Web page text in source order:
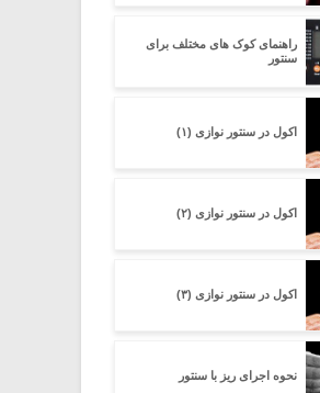
راهنمای کوک های مختلف برای
سنتور
اکول در سنتور نوازی (۱)
اکول در سنتور نوازی (۲)
اکول در سنتور نوازی (۳)
نحوه اجرای ریز با سنتور